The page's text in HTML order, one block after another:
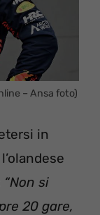
– Ansa foto)
in
“Non si
20 gare,